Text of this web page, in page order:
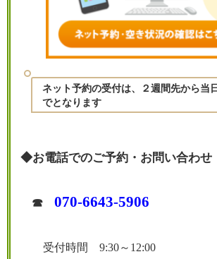
ネット予約の受付は、２週間先から当
でとなります
◆お電話でのご予約・お問い合わせ
☎︎070-6643-5906
受付時間 9:30～12:00